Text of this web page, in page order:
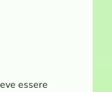
essere